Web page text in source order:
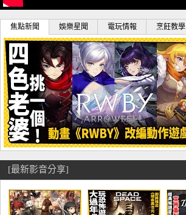
焦點新聞 娛樂星聞 電玩情報 烹飪教學
[最新影音分享]